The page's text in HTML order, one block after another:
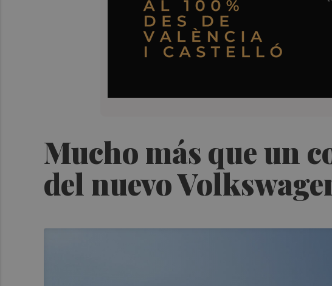
Mucho más que un
del nuevo